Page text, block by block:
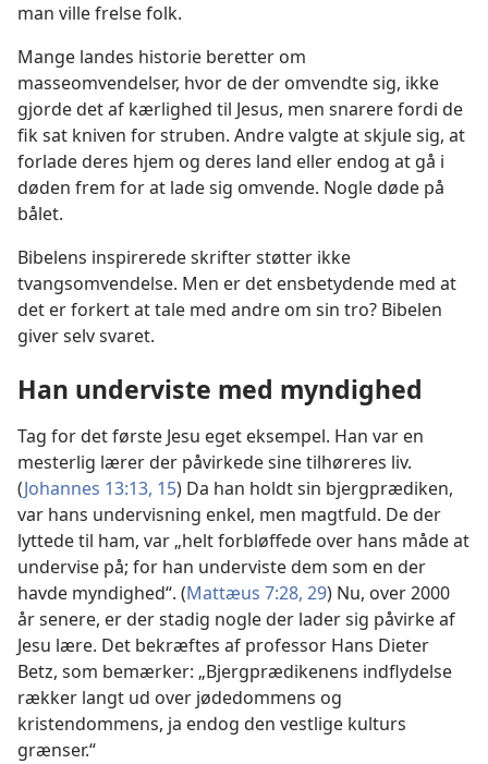
man ville frelse folk.
Mange landes historie beretter om
masseomvendelser, hvor de der omvendte sig, ikke
gjorde det af kærlighed til Jesus, men snarere fordi de
fik sat kniven for struben. Andre valgte at skjule sig, at
forlade deres hjem og deres land eller endog at gå i
døden frem for at lade sig omvende. Nogle døde på
bålet.
Bibelens inspirerede skrifter støtter ikke
tvangsomvendelse. Men er det ensbetydende med at
det er forkert at tale med andre om sin tro? Bibelen
giver selv svaret.
Han underviste med myndighed
Tag for det første Jesu eget eksempel. Han var en
mesterlig lærer der påvirkede sine tilhøreres liv.
(Johannes 13:13, 15) Da han holdt sin bjergprædiken,
var hans undervisning enkel, men magtfuld. De der
lyttede til ham, var „helt forbløffede over hans måde at
undervise på; for han underviste dem som en der
havde myndighed“. (Mattæus 7:28, 29) Nu, over 2000
år senere, er der stadig nogle der lader sig påvirke af
Jesu lære. Det bekræftes af professor Hans Dieter
Betz, som bemærker: „Bjergprædikenens indflydelse
rækker langt ud over jødedommens og
kristendommens, ja endog den vestlige kulturs
grænser.“